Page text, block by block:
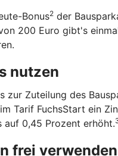
Bonus2 der
200 Euro gibt's
nutzen
zur Zuteilung des
Tarif FuchsStart ein
auf 0,45 Prozent erhöht.
frei verwenden